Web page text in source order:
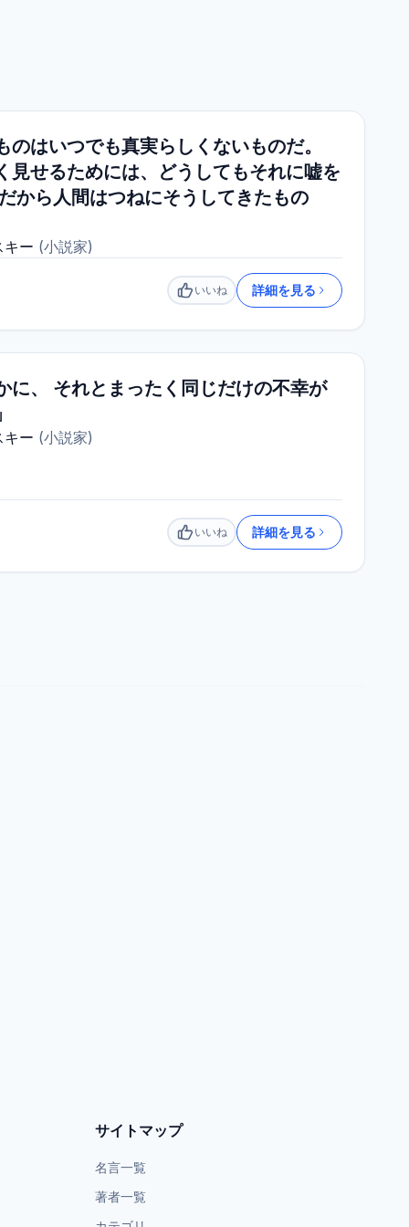
はいつでも真実らしくないものだ。
見せるためには、どうしてもそれに嘘を
から人間はつねにそうしてきたもの
キー (小説家)
いいね
いいね 詳細を見る
に、 それとまったく同じだけの不幸が
キー (小説家)
いいね
いいね 詳細を見る
サイトマップ
名言一覧
著者一覧